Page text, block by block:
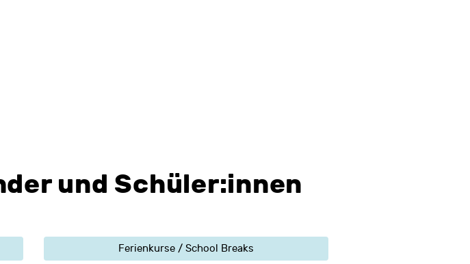
und Schüler:innen
Ferienkurse / School Breaks